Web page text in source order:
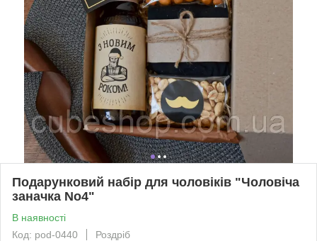
Подарунковий набір для чоловіків "Чоловіча
заначка No4"
В наявності
Код: pod-0440
Роздріб